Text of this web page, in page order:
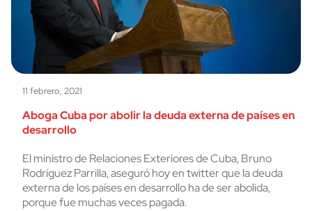
11 febrero, 2021
Aboga Cuba por abolir la deuda externa de países en
desarrollo
El ministro de Relaciones Exteriores de Cuba, Bruno
Rodríguez Parrilla, aseguró hoy en twitter que la deuda
externa de los países en desarrollo ha de ser abolida,
porque fue muchas veces pagada.